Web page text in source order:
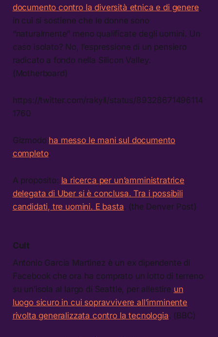
documento contro la diversità etnica e di genere,
in cui si sostiene che le donne sono
“naturalmente” meno qualificate degli uomini. Un
caso isolato? No, l’espressione di un pensiero
radicato a fondo nella Silicon Valley.
(Motherboard)
https://twitter.com/rakyll/status/89328671496114
1760
Gizmodo ha messo le mani sul documento
completo.
A proposito: la ricerca per un’amministratrice
delegata di Uber si è conclusa. Tra i possibili
candidati, tre uomini. E basta. (the Denver Post)
Cult
Antonio Garcia Martinez è un ex dipendente di
Facebook che ora ha comprato un lotto di terreno
su un’isola al largo di Seattle, per allestire un
luogo sicuro in cui sopravvivere all’imminente
rivolta generalizzata contro la tecnologia. (BBC)